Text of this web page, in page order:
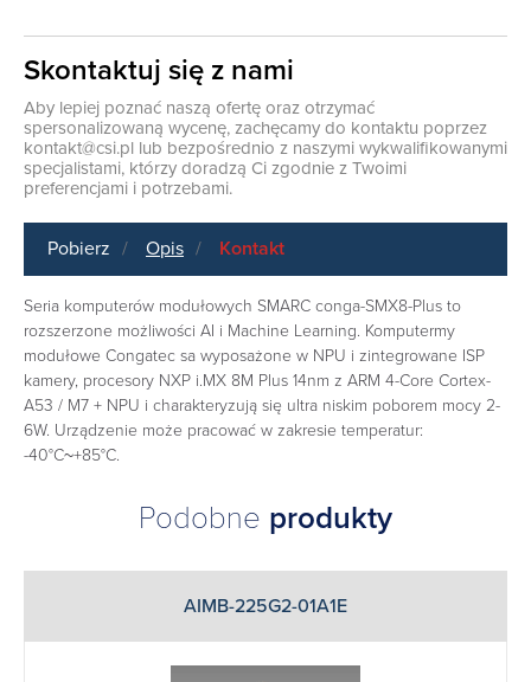
Skontaktuj się z nami
Aby lepiej poznać naszą ofertę oraz otrzymać
spersonalizowaną wycenę, zachęcamy do kontaktu poprzez
kontakt@csi.pl lub bezpośrednio z naszymi wykwalifikowanymi
specjalistami, którzy doradzą Ci zgodnie z Twoimi
preferencjami i potrzebami.
Pobierz Opis Kontakt
Seria komputerów modułowych SMARC conga-SMX8-Plus to
rozszerzone możliwości AI i Machine Learning. Komputermy
modułowe Congatec sa wyposażone w NPU i zintegrowane ISP
kamery, procesory NXP i.MX 8M Plus 14nm z ARM 4-Core Cortex-
A53 / M7 + NPU i charakteryzują się ultra niskim poborem mocy 2-
6W. Urządzenie może pracować w zakresie temperatur:
-40°C~+85°C.
Podobne produkty
AIMB-225G2-01A1E